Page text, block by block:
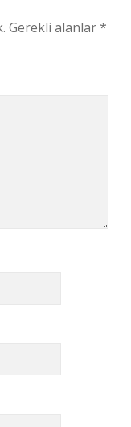
Gerekli alanlar*